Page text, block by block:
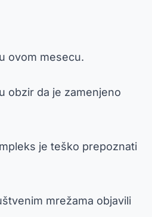
ovom mesecu.
obzir da je zamenjeno
je teško prepoznati
mrežama objavili